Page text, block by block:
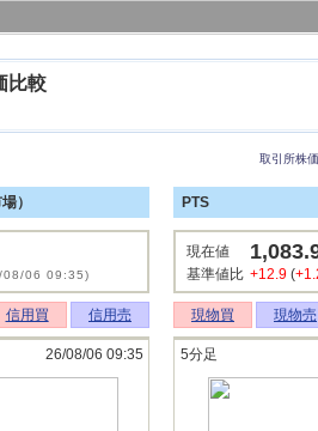
比較
取引所株
）
08/06 09:35)
信用買 信用売
26/08/06 09:35
PTS
現在値
基準値比 +12.9 (
現物買 現物売
5分足